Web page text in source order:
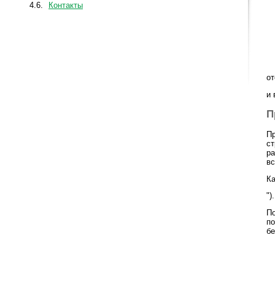
4.6.
Контакты
и
").